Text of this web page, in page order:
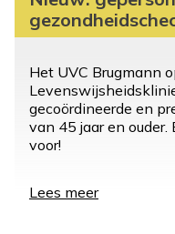
wonden
Het UVC Brugmann
gecoördineerde en
van 45 jaar en
voor!
Lees meerover